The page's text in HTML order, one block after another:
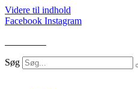
Videre til indhold
Facebook Instagram
Søg